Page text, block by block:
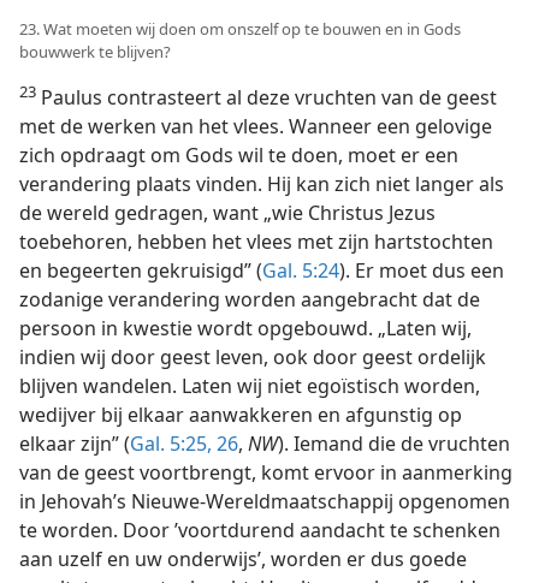
23. Wat moeten wij doen om onszelf op te bouwen en in Gods
bouwwerk te blijven?
23 Paulus contrasteert al deze vruchten van de geest
met de werken van het vlees. Wanneer een gelovige
zich opdraagt om Gods wil te doen, moet er een
verandering plaats vinden. Hij kan zich niet langer als
de wereld gedragen, want „wie Christus Jezus
toebehoren, hebben het vlees met zijn hartstochten
en begeerten gekruisigd” (Gal. 5:24). Er moet dus een
zodanige verandering worden aangebracht dat de
persoon in kwestie wordt opgebouwd. „Laten wij,
indien wij door geest leven, ook door geest ordelijk
blijven wandelen. Laten wij niet egoïstisch worden,
wedijver bij elkaar aanwakkeren en afgunstig op
elkaar zijn” (Gal. 5:25, 26, NW). Iemand die de vruchten
van de geest voortbrengt, komt ervoor in aanmerking
in Jehovah’s Nieuwe-Wereldmaatschappij opgenomen
te worden. Door ’voortdurend aandacht te schenken
aan uzelf en uw onderwijs’, worden er dus goede